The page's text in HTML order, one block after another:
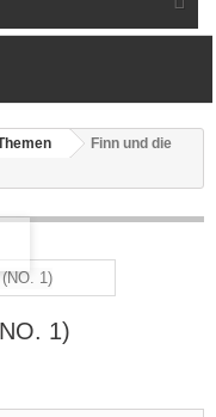
Finn und die
1)